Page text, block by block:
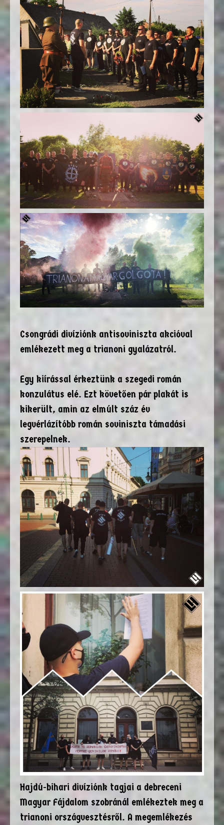
Csongrádi divíziónk antisoviniszta akcióval
emlékezett meg a trianoni gyalázatról.
Egy kiírással érkeztünk a szegedi román
konzulátus elé. Ezt követően pár plakát is
kikerült, amin az elmúlt száz év
legvérlázítóbb román soviniszta támadási
szerepelnek.
Hajdú-bihari divíziónk tagjai a debreceni
Magyar Fájdalom szobránál emlékeztek meg a
trianoni országvesztésről. A megemlékezés